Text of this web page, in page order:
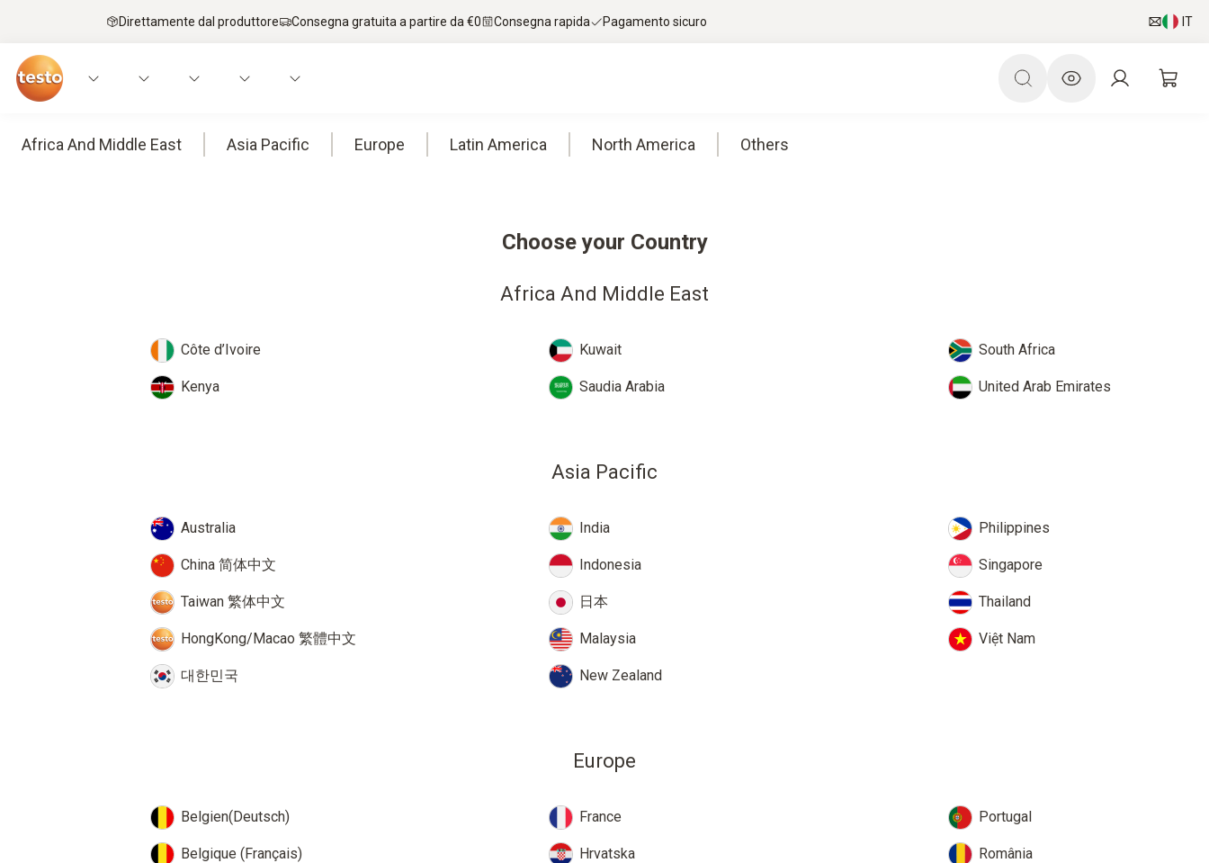
Direttamente dal produttore Consegna gratuita a partire da €0 Consegna rapida Pagamento sicuro IT
Africa And Middle East Asia Pacific Europe Latin America North America Others
Choose your Country
Africa And Middle East
Côte d’Ivoire
Kenya
Kuwait
Saudia Arabia
South Africa
United Arab Emirates
Asia Pacific
Australia
China 简体中文
Taiwan 繁体中文
HongKong/Macao 繁體中文
대한민국
India
Indonesia
日本
Malaysia
New Zealand
Philippines
Singapore
Thailand
Việt Nam
Europe
Belgien(Deutsch)
Belgique (Français)
France
Hrvatska
Portugal
România